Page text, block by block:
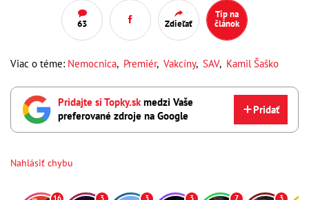
63 Zdieľať
Tip na
článok
Viac o téme: Nemocnica, Premiér, Vakcíny, SAV, Kamil Šaško
Pridajte si Topky.skmedzi Vaše
preferované zdroje na Google
Pridať
Nahlásiť chybu